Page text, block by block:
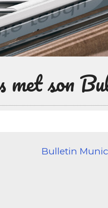
met son
Bulletin